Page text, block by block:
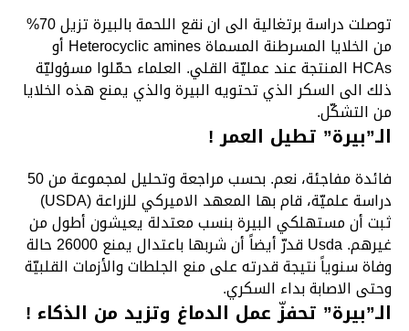
توصلت دراسة برتغالية الى ان نقع اللحمة بالبيرة تزيل 70%
من الخلايا المسرطنة المسماة Heterocyclic amines أو
HCAs المنتجة عند عمليّة القلي. العلماء حمّلوا مسؤوليّة
ذلك الى السكر الذي تحتويه البيرة والذي يمنع هذه الخلايا
من التشكّل.
الـ”بيرة” تطيل العمر !
فائدة مفاجئة، نعم. بحسب مراجعة وتحليل لمجموعة من 50
دراسة علميّة، قام بها المعهد الاميركي للزراعة (USDA)
ثبت أن مستهلكي البيرة بنسب معتدلة يعيشون أطول من
غيرهم. Usda قدرّ أيضاً أن شربها باعتدال يمنع 26000 حالة
وفاة سنوياً نتيجة قدرته على منع الجلطات والأزمات القلبيّة
وحتى الاصابة بداء السكري.
الـ”بيرة” تحفزّ عمل الدماغ وتزيد من الذكاء !